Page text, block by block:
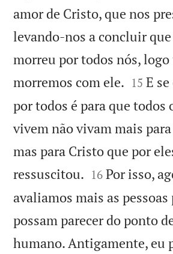
amor de Cristo, que nos
levando-nos a concluir
morreu por todos nós, logo
morremos com ele. 

15 E
por todos é para que todos
vivem não vivam mais
mas para Cristo que por
ressuscitou. 

16 Por isso,
avaliamos mais as
possam parecer do ponto
humano. Antigamente, eu